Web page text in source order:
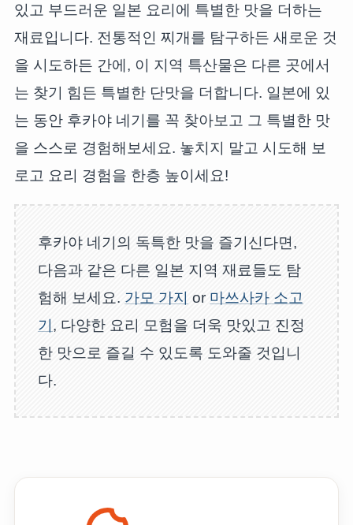
있고 부드러운 일본 요리에 특별한 맛을 더하는
재료입니다. 전통적인 찌개를 탐구하든 새로운 것
을 시도하든 간에, 이 지역 특산물은 다른 곳에서
는 찾기 힘든 특별한 단맛을 더합니다. 일본에 있
는 동안 후카야 네기를 꼭 찾아보고 그 특별한 맛
을 스스로 경험해보세요. 놓치지 말고 시도해 보
로고 요리 경험을 한층 높이세요!
후카야 네기의 독특한 맛을 즐기신다면,
다음과 같은 다른 일본 지역 재료들도 탐
험해 보세요. 가모 가지 or 마쓰사카 소고
기, 다양한 요리 모험을 더욱 맛있고 진정
한 맛으로 즐길 수 있도록 도와줄 것입니
다.